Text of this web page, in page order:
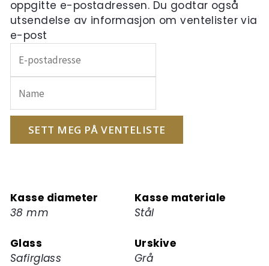
oppgitte e-postadressen. Du godtar også
utsendelse av informasjon om ventelister via
e-post
inn
e-
postadressen
din
ventelisten
for
produktet
SETT MEG PÅ VENTELISTE
Kasse diameter
38 mm
Kasse materiale
Stål
Glass
Safirglass
Urskive
Grå